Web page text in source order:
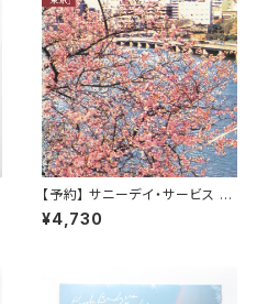
【予約】 サニーデイ・サービス /
東京 （LP）
¥4,730